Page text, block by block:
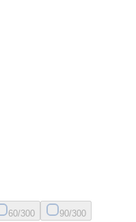
60/300 90/300